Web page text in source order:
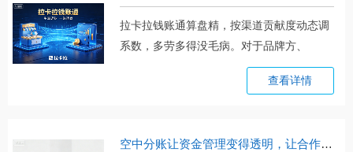
拉卡拉钱账通算盘精，按渠道贡献度动态调
系数，多劳多得没毛病。对于品牌方、
查看详情
空中分账让资金管理变得透明，让合作更有信任感